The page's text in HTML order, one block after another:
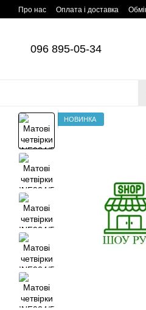
Перейти до основного контенту
Про нас Оплата і доставка
096 895-05-34
НОВИНКА